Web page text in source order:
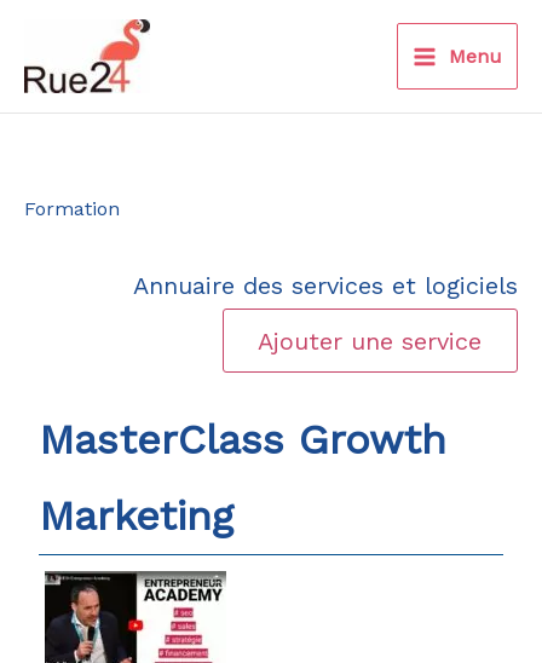
contenu
Menu
Formation
Annuaire des services et logiciels
Ajouter une service
MasterClass Growth
Marketing